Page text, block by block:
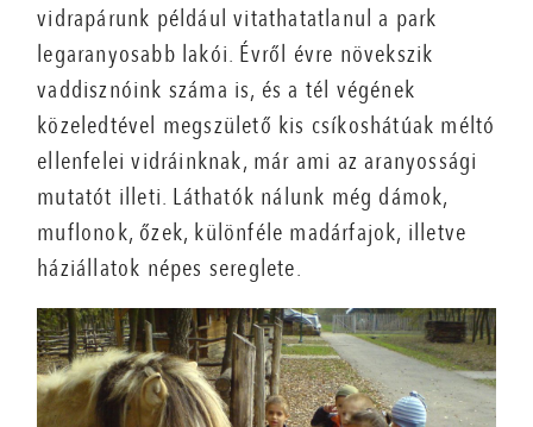
vidrapárunk például vitathatatlanul a park
legaranyosabb lakói. Évről évre növekszik
vaddisznóink száma is, és a tél végének
közeledtével megszülető kis csíkoshátúak méltó
ellenfelei vidráinknak, már ami az aranyossági
mutatót illeti. Láthatók nálunk még dámok,
muflonok, őzek, különféle madárfajok, illetve
háziállatok népes sereglete.